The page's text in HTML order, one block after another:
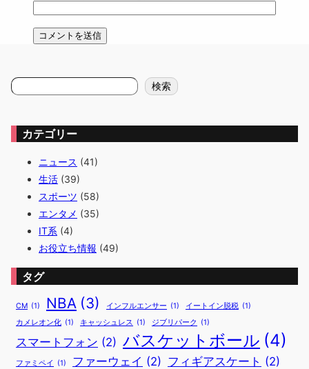
検
索
検索
カテゴリー
ニュース (41)
生活 (39)
スポーツ (58)
エンタメ (35)
IT系 (4)
お役立ち情報 (49)
タグ
CM (1) NBA (3) インフルエンサー (1) イートイン脱税 (1)
カメレオン化 (1) キャッシュレス (1) ジブリパーク (1)
スマートフォン (2) バスケットボール (4)
ファミペイ (1) ファーウェイ (2) フィギアスケート (2)